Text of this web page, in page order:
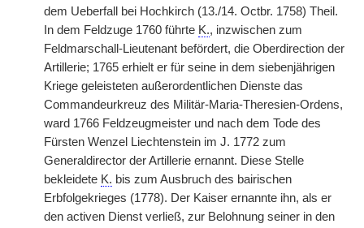
dem Ueberfall bei Hochkirch (13./14. Octbr. 1758) Theil.
In dem Feldzuge 1760 führte K., inzwischen zum
Feldmarschall-Lieutenant befördert, die Oberdirection der
Artillerie; 1765 erhielt er für seine in dem siebenjährigen
Kriege geleisteten außerordentlichen Dienste das
Commandeurkreuz des Militär-Maria-Theresien-Ordens,
ward 1766 Feldzeugmeister und nach dem Tode des
Fürsten Wenzel Liechtenstein im J. 1772 zum
Generaldirector der Artillerie ernannt. Diese Stelle
bekleidete K. bis zum Ausbruch des bairischen
Erbfolgekrieges (1778). Der Kaiser ernannte ihn, als er
den activen Dienst verließ, zur Belohnung seiner in den